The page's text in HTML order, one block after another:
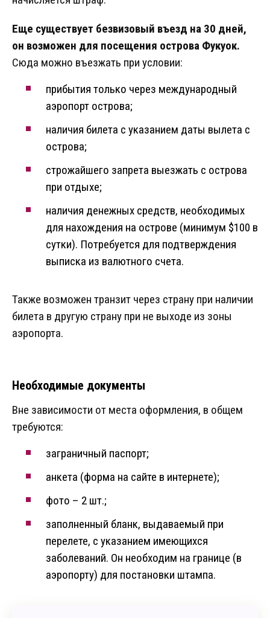
Еще существует безвизовый въезд на 30 дней,
он возможен для посещения острова Фукуок.
Сюда можно въезжать при условии:
прибытия только через международный
аэропорт острова;
наличия билета с указанием даты вылета с
острова;
строжайшего запрета выезжать с острова
при отдыхе;
наличия денежных средств, необходимых
для нахождения на острове (минимум $100 в
сутки). Потребуется для подтверждения
выписка из валютного счета.
Также возможен транзит через страну при наличии
билета в другую страну при не выходе из зоны
аэропорта.
Необходимые документы
Вне зависимости от места оформления, в общем
требуются:
заграничный паспорт;
анкета (форма на сайте в интернете);
фото – 2 шт.;
заполненный бланк, выдаваемый при
перелете, с указанием имеющихся
заболеваний. Он необходим на границе (в
аэропорту) для постановки штампа.